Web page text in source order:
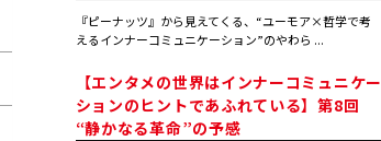
『ピーナッツ』から見えてくる、“ユーモア×哲学で考
えるインナーコミュニケーション”のやわら ...
【エンタメの世界はインナーコミュニケー
ションのヒントであふれている】第8回
“静かなる革命”の予感